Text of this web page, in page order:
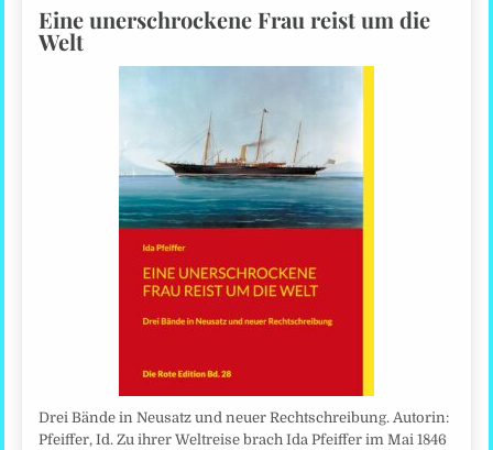
Eine unerschrockene Frau reist um die
Welt
Drei Bände in Neusatz und neuer Rechtschreibung. Autorin:
Pfeiffer, Id. Zu ihrer Weltreise brach Ida Pfeiffer im Mai 1846